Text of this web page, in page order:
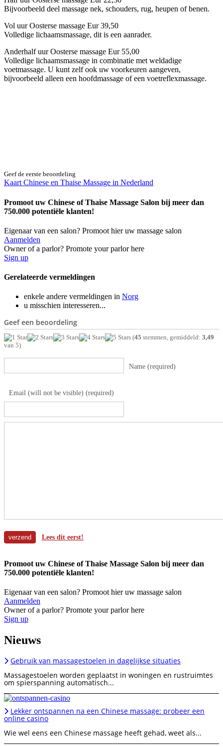
Bijvoorbeeld deel massage nek, schouders, rug, heupen of benen.
Vol uur Oosterse massage Eur 39,50
Volledige lichaamsmassage, dit is een aanrader.
Anderhalf uur Oosterse massage Eur 55,00
Volledige lichaamsmassage in combinatie met weldadige
voetmassage. U kunt zelf ook uw voorkeuren aangeven,
bijvoorbeeld alleen een hoofdmassage of een voetreflexmassage.
Geef de eerste beoordeling
Kaart Chinese en Thaise Massage in Nederland
Promoot uw Chinese of Thaise Massage Salon bij meer dan
750.000 potentiële klanten!
Eigenaar van een salon? Promoot hier uw massage salon
Aanmelden
Owner of a parlor? Promote your parlor here
Sign up
Gerelateerde vermeldingen
enkele andere vermeldingen in Norg
u misschien interesseren...
Geef een beoordeling
(45 stemmen, gemiddeld: 3,49
van 5)
Name (required)
Email (will not be visible) (required)
Lees dit eerst!
Promoot uw Chinese of Thaise Massage Salon bij meer dan
750.000 potentiële klanten!
Eigenaar van een salon? Promoot hier uw massage salon
Aanmelden
Owner of a parlor? Promote your parlor here
Sign up
Nieuws
Gebruik van massagestoelen in dagelijkse situaties
Massagestoelen worden geplaatst in woningen en rustruimtes
om spierspanning automatisch...
Lekker ontspannen na een Chinese massage: probeer een
online casino
Wie wel eens een Chinese massage heeft gehad, weet als...